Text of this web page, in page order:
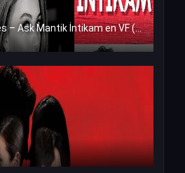
Les Amants Destines – Ask Mantik İntikam en VF (Voix Francaise)